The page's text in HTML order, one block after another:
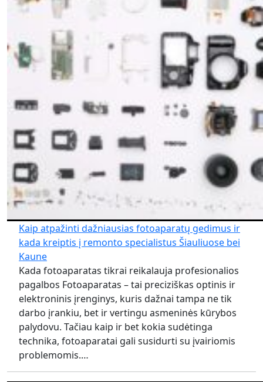
Kaip atpažinti dažniausias fotoaparatų gedimus ir
kada kreiptis į remonto specialistus Šiauliuose bei
Kaune
Kada fotoaparatas tikrai reikalauja profesionalios
pagalbos Fotoaparatas – tai preciziškas optinis ir
elektroninis įrenginys, kuris dažnai tampa ne tik
darbo įrankiu, bet ir vertingu asmeninės kūrybos
palydovu. Tačiau kaip ir bet kokia sudėtinga
technika, fotoaparatai gali susidurti su įvairiomis
problemomis.…